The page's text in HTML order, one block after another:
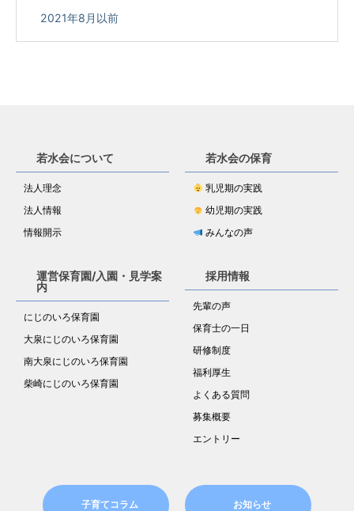
2021年8月以前
若水会について
法人理念
法人情報
情報開示
若水会の保育
乳児期の実践
幼児期の実践
みんなの声
運営保育園/入園・見学案
内
にじのいろ保育園
大泉にじのいろ保育園
南大泉にじのいろ保育園
柴崎にじのいろ保育園
採用情報
先輩の声
保育士の一日
研修制度
福利厚生
よくある質問
募集概要
エントリー
子育てコラム お知らせ